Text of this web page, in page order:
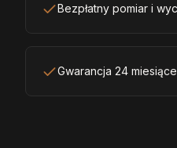
Bezpłatny pomiar i
Gwarancja 24